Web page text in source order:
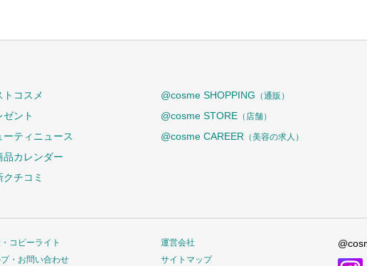
トコスメ
ゼント
ーティニュース
品カレンダー
クチコミ
@cosme SHOPPING （通販）
@cosme STORE （店舗）
@cosme CAREER （美容の求人）
コピーライト
・お問い合わせ
運営会社
サイトマップ